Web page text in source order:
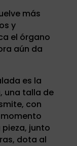
más
y
el órgano
aún da
es la
una talla de
con
junto
dota al